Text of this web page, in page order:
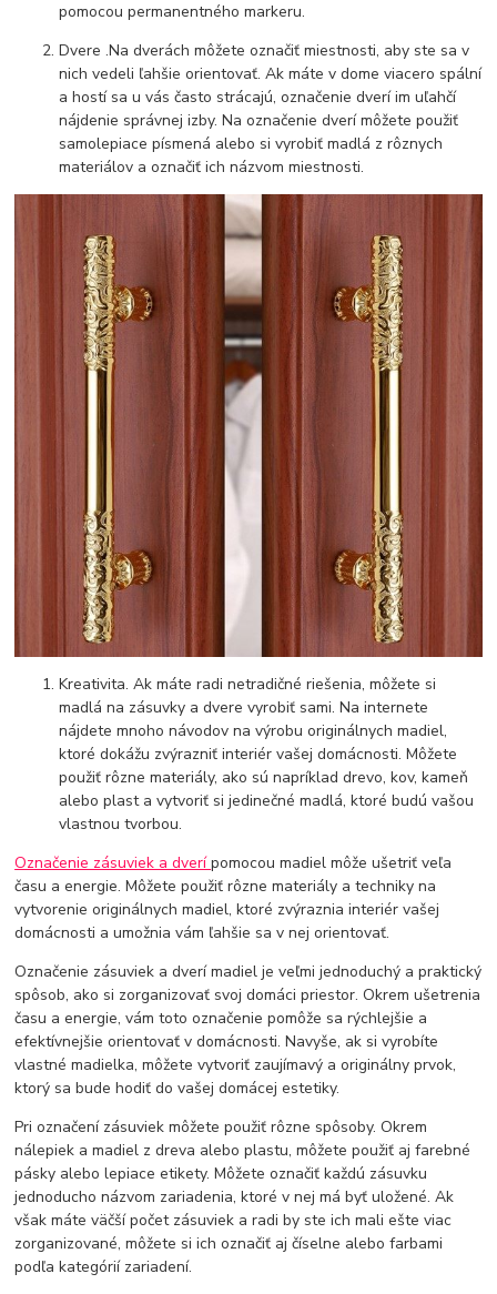
pomocou permanentného markeru.
Dvere .Na dverách môžete označiť miestnosti, aby ste sa v
nich vedeli ľahšie orientovať. Ak máte v dome viacero spální
a hostí sa u vás často strácajú, označenie dverí im uľahčí
nájdenie správnej izby. Na označenie dverí môžete použiť
samolepiace písmená alebo si vyrobiť madlá z rôznych
materiálov a označiť ich názvom miestnosti.
Kreativita. Ak máte radi netradičné riešenia, môžete si
madlá na zásuvky a dvere vyrobiť sami. Na internete
nájdete mnoho návodov na výrobu originálnych madiel,
ktoré dokážu zvýrazniť interiér vašej domácnosti. Môžete
použiť rôzne materiály, ako sú napríklad drevo, kov, kameň
alebo plast a vytvoriť si jedinečné madlá, ktoré budú vašou
vlastnou tvorbou.
Označenie zásuviek a dverípomocou madiel môže ušetriť veľa
času a energie. Môžete použiť rôzne materiály a techniky na
vytvorenie originálnych madiel, ktoré zvýraznia interiér vašej
domácnosti a umožnia vám ľahšie sa v nej orientovať.
Označenie zásuviek a dverí madiel je veľmi jednoduchý a praktický
spôsob, ako si zorganizovať svoj domáci priestor. Okrem ušetrenia
času a energie, vám toto označenie pomôže sa rýchlejšie a
efektívnejšie orientovať v domácnosti. Navyše, ak si vyrobíte
vlastné madielka, môžete vytvoriť zaujímavý a originálny prvok,
ktorý sa bude hodiť do vašej domácej estetiky.
Pri označení zásuviek môžete použiť rôzne spôsoby. Okrem
nálepiek a madiel z dreva alebo plastu, môžete použiť aj farebné
pásky alebo lepiace etikety. Môžete označiť každú zásuvku
jednoducho názvom zariadenia, ktoré v nej má byť uložené. Ak
však máte väčší počet zásuviek a radi by ste ich mali ešte viac
zorganizované, môžete si ich označiť aj číselne alebo farbami
podľa kategórií zariadení.